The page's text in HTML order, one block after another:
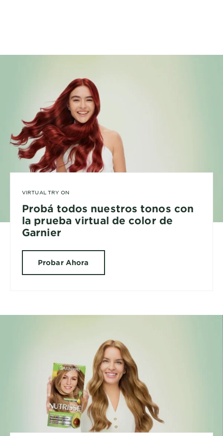
VIRTUAL TRY ON
Probá todos nuestros tonos con
la prueba virtual de color de
Garnier
Probar Ahora